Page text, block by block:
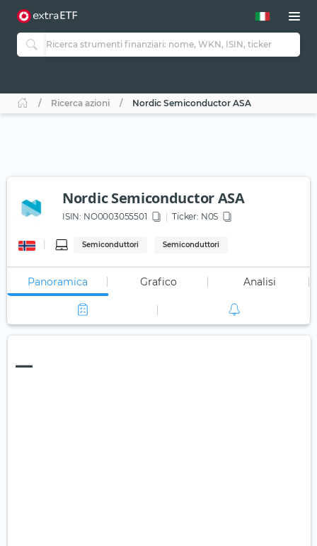
Ricerca azioni Nordic Semiconductor ASA
Nordic Semiconductor ASA
ISIN: NO0003055501 Ticker: N0S
Semiconduttori Semiconduttori
Panoramica Grafico Analisi
—